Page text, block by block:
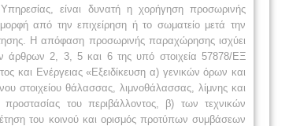
είναι δυνατή η χορήγηση προσωρινής
από την επιχείρηση ή το σωματείο μετά την
Η απόφαση προσωρινής παραχώρησης ισχύει
άρθρων 2, 3, 5 και 6 της υπό στοιχεία 57878/ΕΞ
και Ενέργειας «Εξειδίκευση α) γενικών όρων και
στοιχείου θάλασσας, λιμνοθάλασσας, λίμνης και
του περιβάλλοντος, β) των τεχνικών
του κοινού και ορισμός προτύπων συμβάσεων